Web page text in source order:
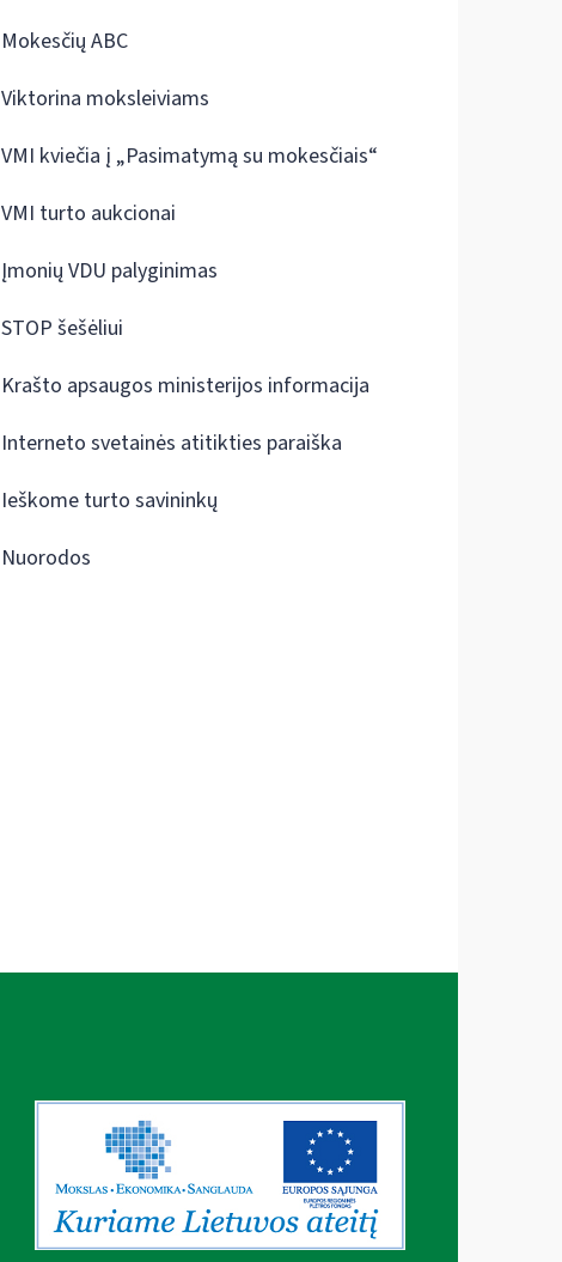
Mokesčių ABC
Viktorina moksleiviams
VMI kviečia į „Pasimatymą su mokesčiais“
VMI turto aukcionai
Įmonių VDU palyginimas
STOP šešėliui
Krašto apsaugos ministerijos informacija
Interneto svetainės atitikties paraiška
Ieškome turto savininkų
Nuorodos